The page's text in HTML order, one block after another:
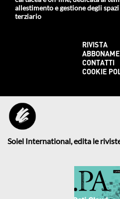
allestimento e gestione degli
terziario
RIVISTA
CONTATTI
COOKIE
Soiel International, edita le